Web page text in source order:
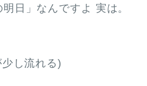
日」なんですよ 実は。
し流れる)